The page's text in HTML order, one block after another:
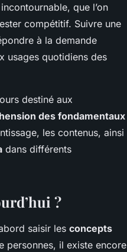
que l’on
compétitif. Suivre une
à la demande
usages quotidiens des
destiné aux
des fondamentaux
les contenus, ainsi
dans différents
?
saisir les concepts
personnes, il existe encore